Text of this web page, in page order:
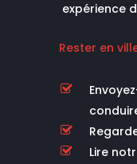
expérience
Rester en
Lire